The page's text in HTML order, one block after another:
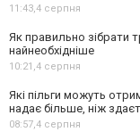
11:43,4 серпня
Як правильно зібрати
найнеобхідніше
10:21,4 серпня
Які пільги можуть
надає більше, ніж
08:57,4 серпня